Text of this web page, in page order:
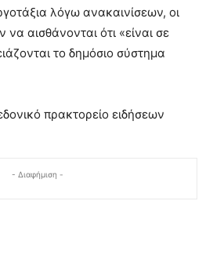
λόγω ανακαινίσεων, οι
αισθάνονται ότι «είναι σε
το δημόσιο σύστημα
πρακτορείο ειδήσεων
- Διαφήμιση -